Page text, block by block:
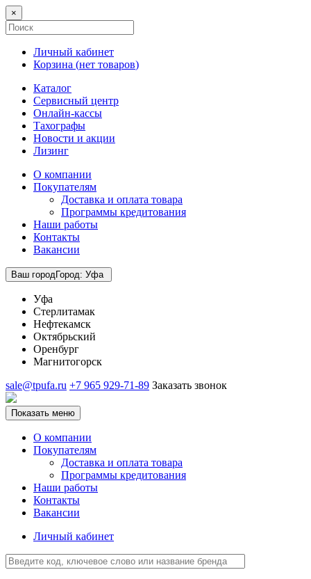
×
Личный кабинет
Корзина (нет товаров)
Каталог
Сервисный центр
Онлайн-кассы
Тахографы
Новости и акции
Лизинг
О компании
Покупателям
Доставка и оплата товара
Программы кредитования
Наши работы
Контакты
Вакансии
Ваш городГород: Уфа
Уфа
Стерлитамак
Нефтекамск
Октябрьский
Оренбург
Магнитогорск
sale@tpufa.ru +7 965 929-71-89 Заказать звонок
Показать меню
О компании
Покупателям
Доставка и оплата товара
Программы кредитования
Наши работы
Контакты
Вакансии
Личный кабинет